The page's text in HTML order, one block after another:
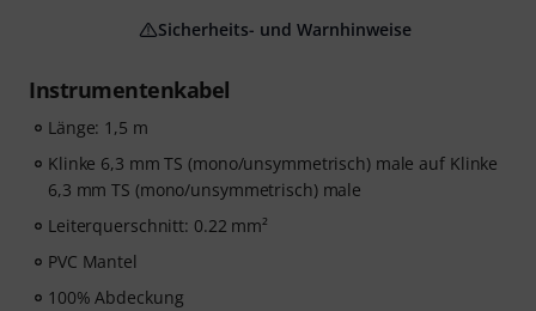
Instrumentenkabel
Länge: 1,5 m
Klinke 6,3 mm TS (mono/unsymmetrisch) male auf Klinke
6,3 mm TS (mono/unsymmetrisch) male
Leiterquerschnitt: 0.22 mm²
PVC Mantel
100% Abdeckung
Sicherheits- und Warnhinweise